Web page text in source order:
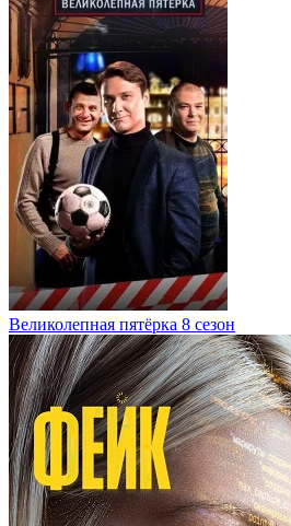
Великолепная пятёрка 8 сезон